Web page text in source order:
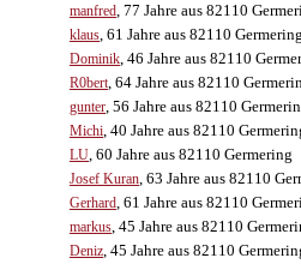
manfred, 77 Jahre aus 82110
klaus, 61 Jahre aus 82110
Dominik, 46 Jahre aus 82110
R0bert, 64 Jahre aus 82110
gunter, 56 Jahre aus 82110
Michi, 40 Jahre aus 82110
LU, 60 Jahre aus 82110 Germering
Josef Kuran, 63 Jahre aus 82110
Gerhard, 61 Jahre aus 82110
markus, 45 Jahre aus 82110
Deniz, 45 Jahre aus 82110